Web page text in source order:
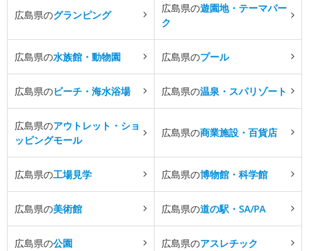
広島県のグランピング
広島県の遊園地・テーマパー
ク
広島県の水族館・動物園 広島県のプール
広島県のビーチ・海水浴場 広島県の温泉・スパリゾート
広島県のアウトレット・ショ
ッピングモール
広島県の商業施設・百貨店
広島県の工場見学 広島県の博物館・科学館
広島県の美術館 広島県の道の駅・SA/PA
広島県の公園 広島県のアスレチック